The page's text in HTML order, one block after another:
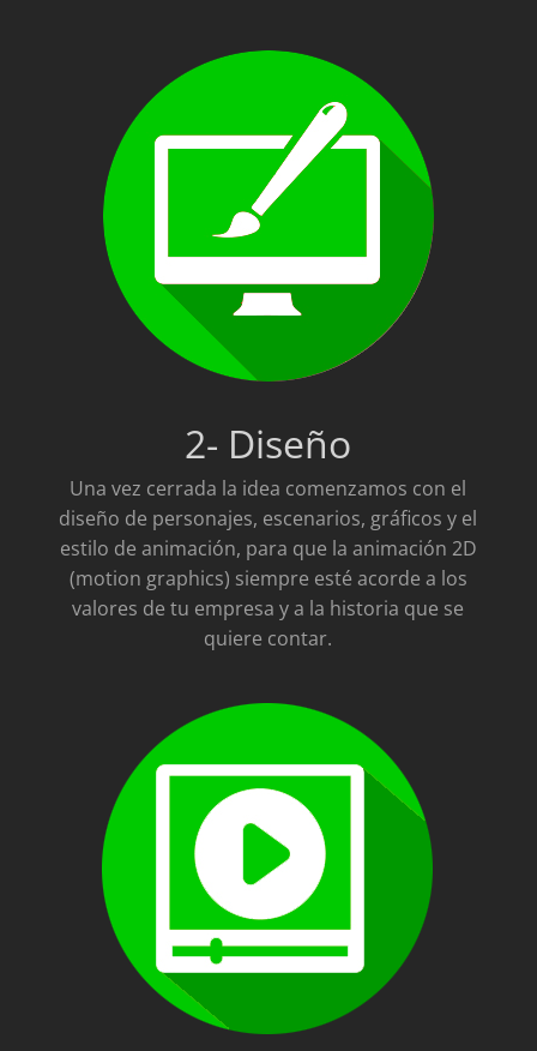
2- Diseño
Una vez cerrada la idea comenzamos con el
diseño de personajes, escenarios, gráficos y el
estilo de animación, para que la animación 2D
(motion graphics) siempre esté acorde a los
valores de tu empresa y a la historia que se
quiere contar.